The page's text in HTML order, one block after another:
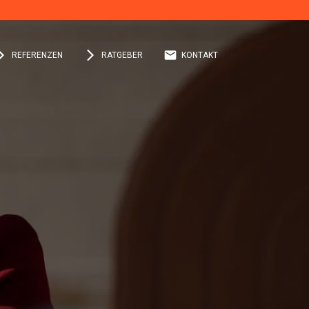
REFERENZEN arrow_forward_ios RATGEBER email KONTAKT